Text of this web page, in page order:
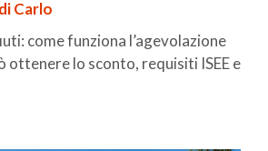
Carlo
come funziona l’agevolazione
ottenere lo sconto, requisiti ISEE e